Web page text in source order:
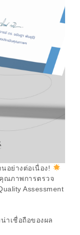
ย่างต่อเนื่อง!
ณภาพการตรวจ
Assessment
าเชื่อถือของผล